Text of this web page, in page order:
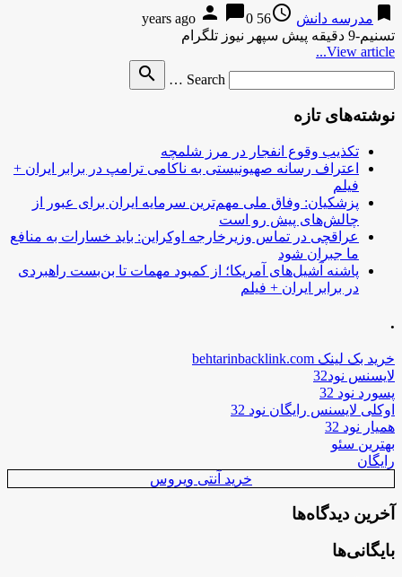
bookmark مدرسه دانش access_time
56 years ago
person chat_bubble0
تسنیم-9 دقیقه پیش سپهر نیوز تلگرام
View article...
Search …
search
نوشته‌های تازه
تکذیب وقوع انفجار در مرز شلمچه
اعتراف رسانه صهیونیستی به ناکامی ترامپ در برابر ایران +
فیلم
پزشکیان: وفاق ملی مهم‌ترین سرمایه ایران برای عبور از
چالش‌های پیش رو است
عراقچی در تماس وزیرخارجه اوکراین: باید خسارات به منافع
ما جبران شود
پاشنه آشیل‌های آمریکا؛ از کمبود مهمات تا بن‌بست راهبردی
در برابر ایران + فیلم
.
خرید بک لینک behtarinbacklink.com
لایسنس نود32
پسورد نود 32
اوکلی لایسنس رایگان نود 32
همیار نود 32
بهترین سئو
رایگان
خرید آنتی ویروس
آخرین دیدگاه‌ها
بایگانی‌ها